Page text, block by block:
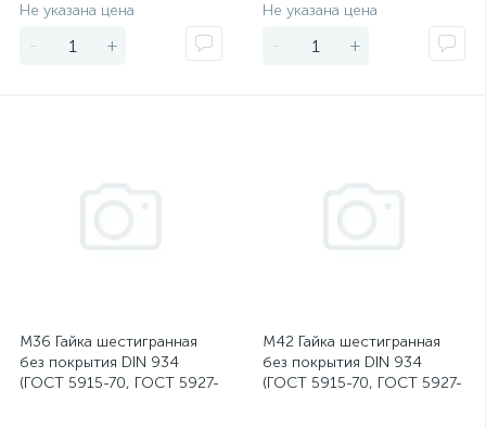
Не указана цена
- +
Не указана цена
- +
М36 Гайка шестигранная
без покрытия DIN 934
(ГОСТ 5915-70, ГОСТ 5927-
М42 Гайка шестигранная
без покрытия DIN 934
(ГОСТ 5915-70, ГОСТ 5927-